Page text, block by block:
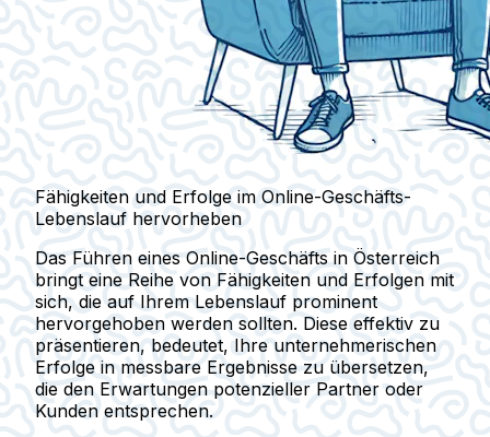
Fähigkeiten und Erfolge im Online-Geschäfts-
Lebenslauf hervorheben
Das Führen eines Online-Geschäfts in Österreich
bringt eine Reihe von Fähigkeiten und Erfolgen mit
sich, die auf Ihrem Lebenslauf prominent
hervorgehoben werden sollten. Diese effektiv zu
präsentieren, bedeutet, Ihre unternehmerischen
Erfolge in messbare Ergebnisse zu übersetzen,
die den Erwartungen potenzieller Partner oder
Kunden entsprechen.